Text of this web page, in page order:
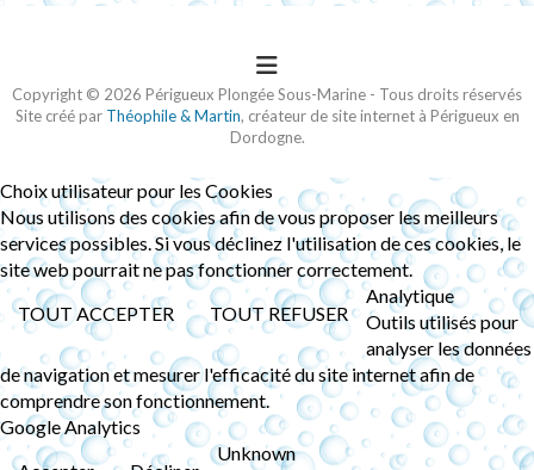
Copyright © 2026 Périgueux Plongée Sous-Marine - Tous droits réservés
Site créé par Théophile & Martin, créateur de site internet à Périgueux en
Dordogne.
Choix utilisateur pour les Cookies
Nous utilisons des cookies afin de vous proposer les meilleurs
services possibles. Si vous déclinez l'utilisation de ces cookies, le
site web pourrait ne pas fonctionner correctement.
TOUT ACCEPTER
TOUT REFUSER
Analytique
Outils utilisés pour
analyser les données
de navigation et mesurer l'efficacité du site internet afin de
comprendre son fonctionnement.
Google Analytics
Unknown